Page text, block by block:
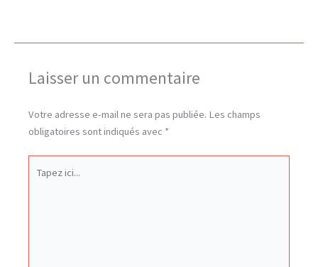
Laisser un commentaire
Votre adresse e-mail ne sera pas publiée. Les champs
obligatoires sont indiqués avec *
ici...